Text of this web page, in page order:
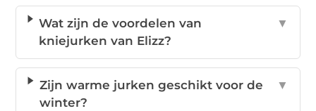
Wat zijn de voordelen van
kniejurken van Elizz?
▼
Zijn warme jurken geschikt voor de
winter?
▼